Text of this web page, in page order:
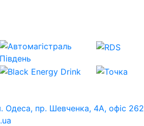
Одеса, пр. Шевченка, 4А, офіс 262